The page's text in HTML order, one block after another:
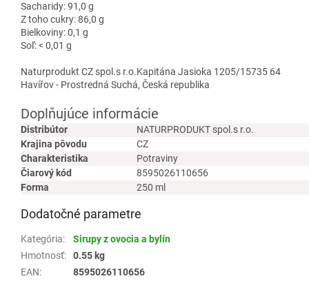
Sacharidy: 91,0 g
Z toho cukry: 86,0 g
Bielkoviny: 0,1 g
Soľ: < 0,01 g
Naturprodukt CZ spol.s r.o.Kapitána Jasioka 1205/15735 64
Havířov - Prostredná Suchá, Česká republika
Doplňujúce informácie
Distribútor
NATURPRODUKT spol.s r.o.
Krajina pôvodu
CZ
Charakteristika
Potraviny
Čiarový kód
8595026110656
Forma
250 ml
Dodatočné parametre
Kategória:
Sirupy z ovocia a bylín
Hmotnosť:
0.55 kg
EAN: 8595026110656